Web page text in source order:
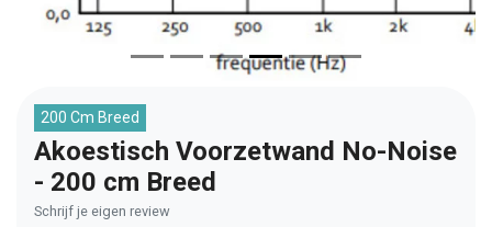
200 Cm Breed
Akoestisch Voorzetwand No-Noise
- 200 cm Breed
Schrijf je eigen review